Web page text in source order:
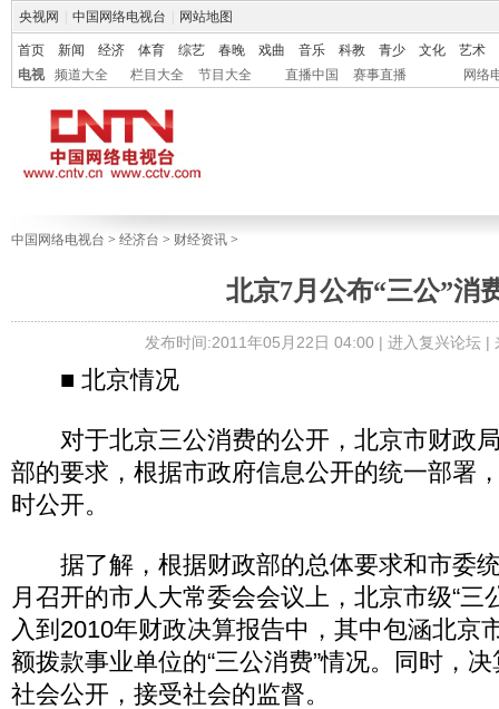
央视网 中国网络电视台 网站地图
首页 新闻 经济 体育 综艺 春晚 戏曲 音乐 科教 青少 文化
艺术
电视
频道大全 栏目大全 节目大全 直播中国 赛事直播 网络
中国网络电视台 > 经济台 > 财经资讯 >
北京7月公布“三公”消
发布时间:2011年05月22日 04:00 | 进入复兴论坛|
■ 北京情况
对于北京三公消费的公开，北京市财政
部的要求，根据市政府信息公开的统一部署
时公开。
据了解，根据财政部的总体要求和市委
月召开的市人大常委会会议上，北京市级“三
入到2010年财政决算报告中，其中包涵北京
额拨款事业单位的“三公消费”情况。同时，
社会公开，接受社会的监督。